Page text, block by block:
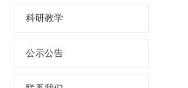
科研教学
公示公告